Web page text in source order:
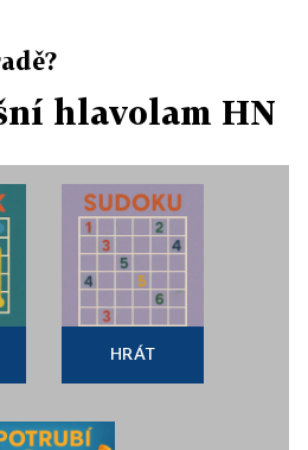
hlavolam HN
HRÁT